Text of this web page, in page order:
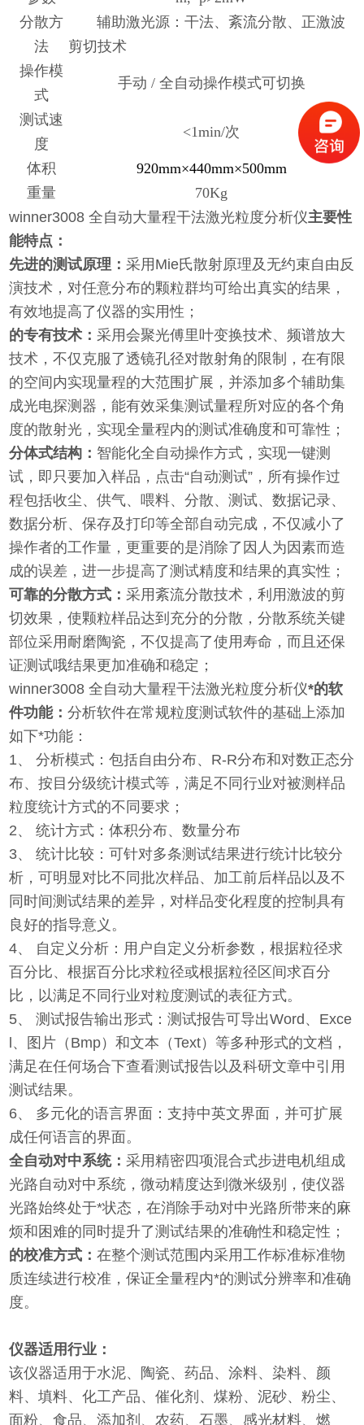
分散方
法
辅助激光源：干法、紊流分散、正激波
剪切技术
操作模
式
手动 / 全自动操作模式可切换
测试速
度
<1min/次
体积
920mm×440mm×500mm
重量
70Kg
winner3008 全自动大量程干法激光粒度分析仪主要性
能特点：
先进的测试原理：采用Mie氏散射原理及无约束自由反
演技术，对任意分布的颗粒群均可给出真实的结果，
有效地提高了仪器的实用性；
的专有技术：采用会聚光傅里叶变换技术、频谱放大
技术，不仅克服了透镜孔径对散射角的限制，在有限
的空间内实现量程的大范围扩展，并添加多个辅助集
成光电探测器，能有效采集测试量程所对应的各个角
度的散射光，实现全量程内的测试准确度和可靠性；
分体式结构： 智能化全自动操作方式，实现一键测
试，即只要加入样品，点击“自动测试”，所有操作过
程包括收尘、供气、喂料、分散、测试、数据记录、
数据分析、保存及打印等全部自动完成，不仅减小了
操作者的工作量，更重要的是消除了因人为因素而造
成的误差，进一步提高了测试精度和结果的真实性；
可靠的分散方式：采用紊流分散技术，利用激波的剪
切效果，使颗粒样品达到充分的分散，分散系统关键
部位采用耐磨陶瓷，不仅提高了使用寿命，而且还保
证测试哦结果更加准确和稳定；
winner3008 全自动大量程干法激光粒度分析仪*的软
件功能：分析软件在常规粒度测试软件的基础上添加
如下*功能：
1、 分析模式：包括自由分布、R-R分布和对数正态分
布、按目分级统计模式等，满足不同行业对被测样品
粒度统计方式的不同要求；
2、 统计方式：体积分布、数量分布
3、 统计比较：可针对多条测试结果进行统计比较分
析，可明显对比不同批次样品、加工前后样品以及不
同时间测试结果的差异，对样品变化程度的控制具有
良好的指导意义。
4、 自定义分析：用户自定义分析参数，根据粒径求
百分比、根据百分比求粒径或根据粒径区间求百分
比，以满足不同行业对粒度测试的表征方式。
5、 测试报告输出形式：测试报告可导出Word、Exce
l、图片（Bmp）和文本（Text）等多种形式的文档，
满足在任何场合下查看测试报告以及科研文章中引用
测试结果。
6、 多元化的语言界面：支持中英文界面，并可扩展
成任何语言的界面。
全自动对中系统：采用精密四项混合式步进电机组成
光路自动对中系统，微动精度达到微米级别，使仪器
光路始终处于*状态，在消除手动对中光路所带来的麻
烦和困难的同时提升了测试结果的准确性和稳定性；
的校准方式：在整个测试范围内采用工作标准标准物
质连续进行校准，保证全量程内*的测试分辨率和准确
度。
仪器适用行业：
该仪器适用于水泥、陶瓷、药品、涂料、染料、颜
料、填料、化工产品、催化剂、煤粉、泥砂、粉尘、
面粉、食品、添加剂、农药、石墨、感光材料、燃